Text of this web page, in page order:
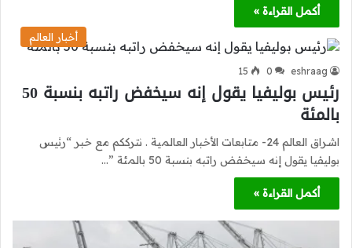
أكمل القراءة »
أخبار العالم
eshraag
0
15
رئيس بوليفيا يقول إنه سيخفض راتبه بنسبة 50
بالمئة
اشراق العالم 24- متابعات الأخبار العالمية . نترككم مع خبر “رئيس
بوليفيا يقول إنه سيخفض راتبه بنسبة 50 بالمئة ”…
أكمل القراءة »